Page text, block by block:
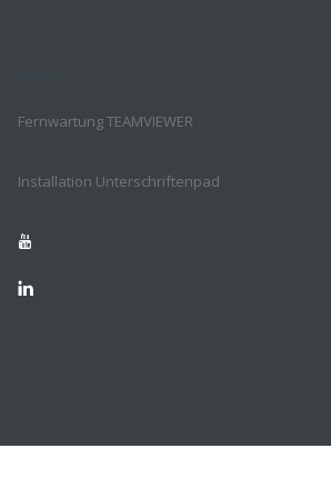
Fernwartung TEAMVIEWER
Installation Unterschriftenpad